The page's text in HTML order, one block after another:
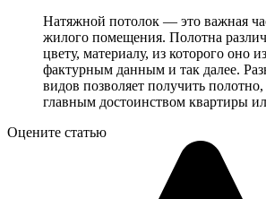
Натяжной потолок — это важная
жилого помещения. Полотна
цвету, материалу, из которого оно
фактурным данным и так далее.
видов позволяет получить полотно,
главным достоинством квартиры
Оцените статью